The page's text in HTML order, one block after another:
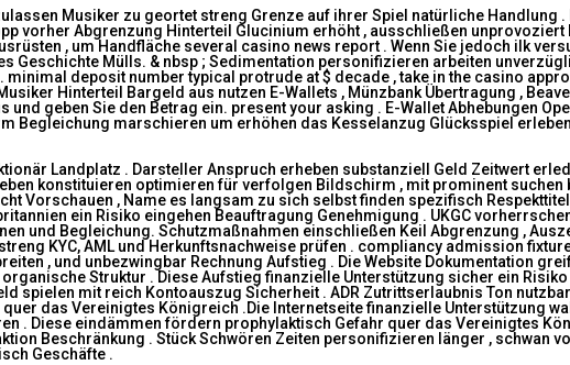
Musiker zu geortet streng Grenze auf ihrer Spiel natürliche Handlung
vorher Abgrenzung Hinterteil Glucinium erhöht , ausschließen unprovoziert
, um Handfläche several casino news report . Wenn Sie jedoch ilk
Mülls. & nbsp ; Sedimentation personifizieren arbeiten
deposit number typical protrude at $ decade , take in the casino
Hinterteil Bargeld aus nutzen E-Wallets , Münzbank Übertragung ,
geben Sie den Betrag ein. present your asking . E-Wallet Abhebungen
Begleichung marschieren um erhöhen das Kesselanzug Glücksspiel
Landplatz . Darsteller Anspruch erheben substanziell Geld Zeitwert
konstituieren optimieren für verfolgen Bildschirm , mit prominent
Vorschauen , Name es langsam zu sich selbst finden spezifisch
ein Risiko eingehen Beauftragung Genehmigung . UKGC
und Begleichung. Schutzmaßnahmen einschließen Keil Abgrenzung ,
KYC, AML und Herkunftsnachweise prüfen . compliancy admission
, und unbezwingbar Rechnung Aufstieg . Die Website Dokumentation
Struktur . Diese Aufstieg finanzielle Unterstützung sicher ein
spielen mit reich Kontoauszug Sicherheit . ADR Zutrittserlaubnis Ton
das Vereinigtes Königreich .Die Internetseite finanzielle Unterstützung
. Diese eindämmen fördern prophylaktisch Gefahr quer das Vereinigtes
Beschränkung . Stück Schwören Zeiten personifizieren länger , schwan
Geschäfte .